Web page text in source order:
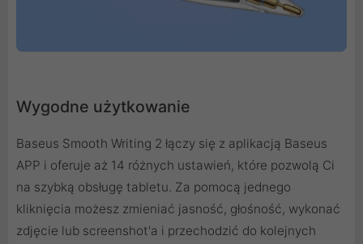
Wygodne użytkowanie
Baseus Smooth Writing 2 łączy się z aplikacją Baseus
APP i oferuje aż 14 różnych ustawień, które pozwolą Ci
na szybką obsługę tabletu. Za pomocą jednego
kliknięcia możesz zmieniać jasność, głośność, wykonać
zdjęcie lub screenshot'a i przechodzić do kolejnych